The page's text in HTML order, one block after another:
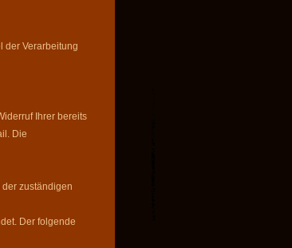
der Verarbeitung
Ihrer bereits
Die
zuständigen
Der folgende